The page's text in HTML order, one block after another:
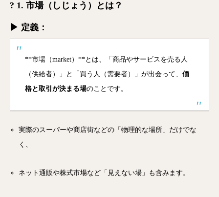
? 1. 市場（しじょう）とは？
▶ 定義：
**市場（market）**とは、「商品やサービスを売る人
（供給者）」と「買う人（需要者）」が出会って、 価
格と取引が決まる場のことです。
実際のスーパーや商店街などの「物理的な場所」だけでな
く、
ネット通販や株式市場など「見えない場」も含みます。